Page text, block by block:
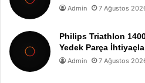
Admin 7 Ağustos
Philips Triathlon
Yedek Parça
Admin 7 Ağustos